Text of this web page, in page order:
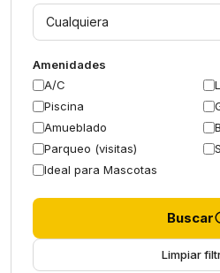
Cualquiera
Amenidades
A/C
Piscina
Amueblado
Parqueo (visitas)
Ideal para Mascotas
Buscar
Limpiar